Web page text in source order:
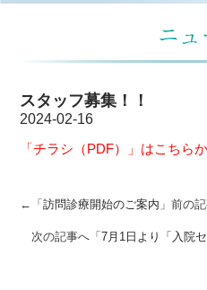
ニュ
スタッフ募集！！
2024-02-16
「チラシ（PDF）」はこちら
←「訪問診療開始のご案内 」前の
次の記事へ「7月1日より「入院